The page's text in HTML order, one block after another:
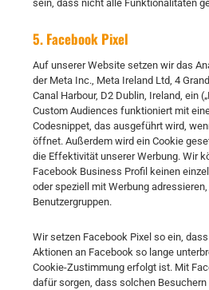
sein, dass nicht alle Funktionalitäten
5. Facebook Pixel
Auf unserer Website setzen wir das
der Meta Inc., Meta Ireland Ltd, 4
Canal Harbour, D2 Dublin, Ireland, ein
Custom Audiences funktioniert mit
Codesnippet, das ausgeführt wird,
öffnet. Außerdem wird ein Cookie
die Effektivität unserer Werbung. Wir
Facebook Business Profil keinen
oder speziell mit Werbung
Benutzergruppen.
Wir setzen Facebook Pixel so ein,
Aktionen an Facebook so lange
Cookie-Zustimmung erfolgt ist. Mit
dafür sorgen, dass solchen